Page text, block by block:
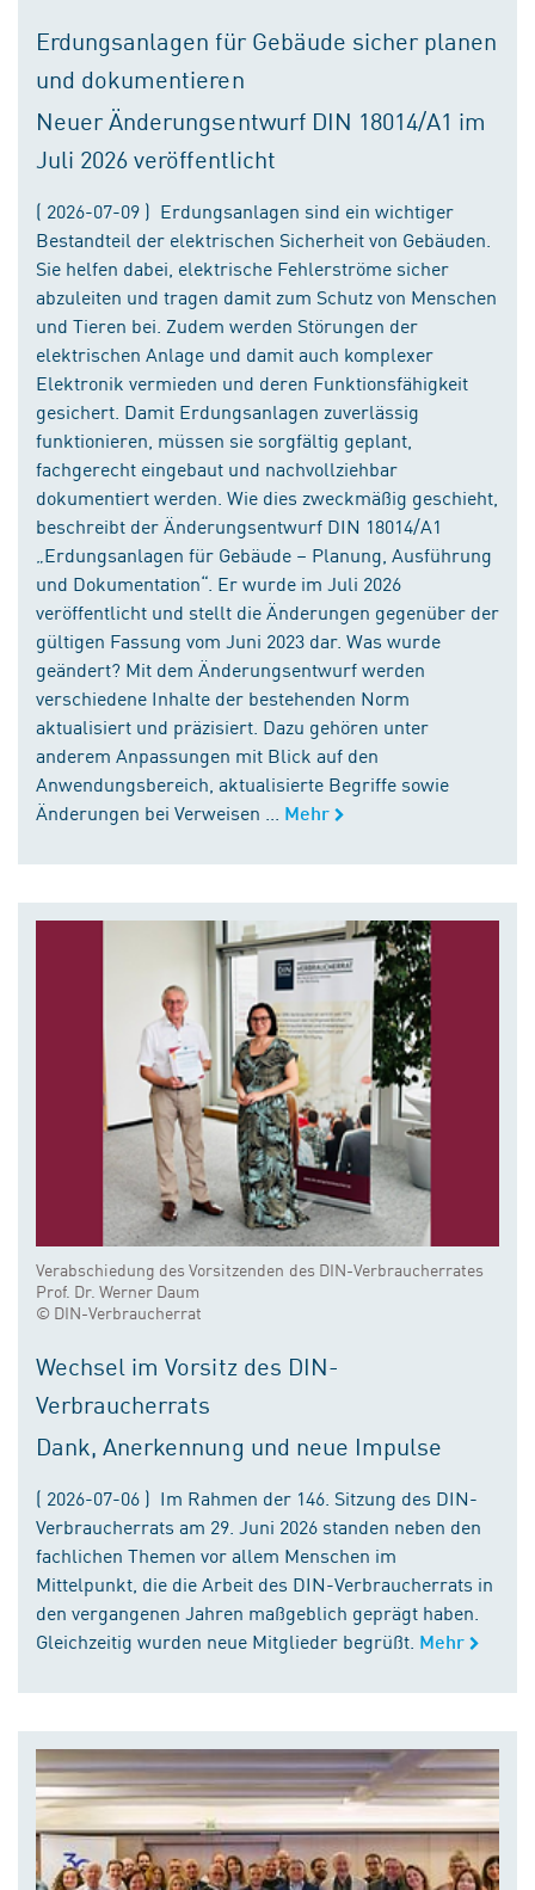
Erdungsanlagen für Gebäude sicher planen
und dokumentieren
Neuer Änderungsentwurf DIN 18014/A1 im
Juli 2026 veröffentlicht
( 2026-07-09 ) Erdungsanlagen sind ein wichtiger
Bestandteil der elektrischen Sicherheit von Gebäuden.
Sie helfen dabei, elektrische Fehlerströme sicher
abzuleiten und tragen damit zum Schutz von Menschen
und Tieren bei. Zudem werden Störungen der
elektrischen Anlage und damit auch komplexer
Elektronik vermieden und deren Funktionsfähigkeit
gesichert. Damit Erdungsanlagen zuverlässig
funktionieren, müssen sie sorgfältig geplant,
fachgerecht eingebaut und nachvollziehbar
dokumentiert werden. Wie dies zweckmäßig geschieht,
beschreibt der Änderungsentwurf DIN 18014/A1
„Erdungsanlagen für Gebäude – Planung, Ausführung
und Dokumentation“. Er wurde im Juli 2026
veröffentlicht und stellt die Änderungen gegenüber der
gültigen Fassung vom Juni 2023 dar. Was wurde
geändert? Mit dem Änderungsentwurf werden
verschiedene Inhalte der bestehenden Norm
aktualisiert und präzisiert. Dazu gehören unter
anderem Anpassungen mit Blick auf den
Anwendungsbereich, aktualisierte Begriffe sowie
Änderungen bei Verweisen ...
Mehr
Verabschiedung des Vorsitzenden des DIN-Verbraucherrates
Prof. Dr. Werner Daum
© DIN-Verbraucherrat
Wechsel im Vorsitz des DIN-
Verbraucherrats
Dank, Anerkennung und neue Impulse
( 2026-07-06 ) Im Rahmen der 146. Sitzung des DIN-
Verbraucherrats am 29. Juni 2026 standen neben den
fachlichen Themen vor allem Menschen im
Mittelpunkt, die die Arbeit des DIN-Verbraucherrats in
den vergangenen Jahren maßgeblich geprägt haben.
Gleichzeitig wurden neue Mitglieder begrüßt. Mehr